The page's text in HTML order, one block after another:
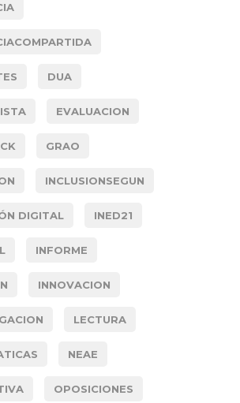
DUA
EVALUACION
GRAO
INCLUSIONSEGUN
DIGITAL INED21
INFORME
INNOVACION
LECTURA
NEAE
OPOSICIONES